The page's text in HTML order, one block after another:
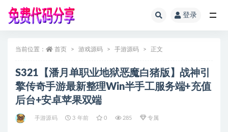
登录
当前位置： 首页 游戏源码 手游源码 正文
S321【潘月单职业地狱恶魔白猪版】战神引
擎传奇手游最新整理Win半手工服务端+充值
后台+安卓苹果双端
手游源码 3 年前 0 285 专属